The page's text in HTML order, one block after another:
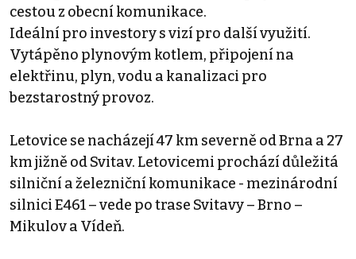
cestou z obecní komunikace.
Ideální pro investory s vizí pro další využití.
Vytápěno plynovým kotlem, připojení na
elektřinu, plyn, vodu a kanalizaci pro
bezstarostný provoz.
Letovice se nacházejí 47 km severně od Brna a 27
km jižně od Svitav. Letovicemi prochází důležitá
silniční a železniční komunikace - mezinárodní
silnici E461 – vede po trase Svitavy – Brno –
Mikulov a Vídeň.